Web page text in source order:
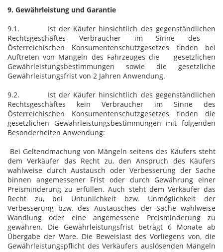
9. Gewährleistung und Garantie
9.1. Ist der Käufer hinsichtlich des gegenständlichen
Rechtsgeschäftes Verbraucher im Sinne des
Österreichischen Konsumentenschutzgesetzes finden bei
Auftreten von Mängeln des Fahrzeuges die gesetzlichen
Gewährleistungsbestimmungen sowie die gesetzliche
Gewährleistungsfrist von 2 Jahren Anwendung.
9.2. Ist der Käufer hinsichtlich des gegenständlichen
Rechtsgeschäftes kein Verbraucher im Sinne des
Österreichischen Konsumentenschutzgesetzes finden die
gesetzlichen Gewährleistungsbestimmungen mit folgenden
Besonderheiten Anwendung:
Bei Geltendmachung von Mängeln seitens des Käufers steht
dem Verkäufer das Recht zu, den Anspruch des Käufers
wahlweise durch Austausch oder Verbesserung der Sache
binnen angemessener Frist oder durch Gewährung einer
Preisminderung zu erfüllen. Auch steht dem Verkäufer das
Recht zu, bei Untunlichkeit bzw. Unmöglichkeit der
Verbesserung bzw. des Austausches der Sache wahlweise
Wandlung oder eine angemessene Preisminderung zu
gewähren. Die Gewährleistungsfrist beträgt 6 Monate ab
Übergabe der Ware. Die Beweislast des Vorliegens von, die
Gewährleistungspflicht des Verkäufers auslösenden Mängeln